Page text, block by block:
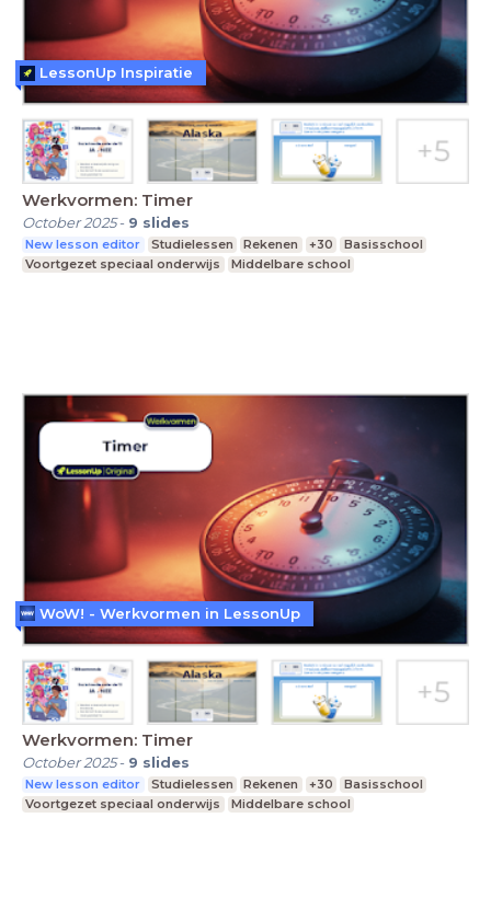
Werkvormen: Timer
October 2025- 9 slides
New lesson editor Studielessen Rekenen +30
Basisschool
Voortgezet speciaal onderwijs
Middelbare school
LessonUp Inspiratie
Werkvormen: Timer
October 2025- 9 slides
New lesson editor Studielessen Rekenen +30
Basisschool
Voortgezet speciaal onderwijs
Middelbare school
WoW! - Werkvormen in LessonUp